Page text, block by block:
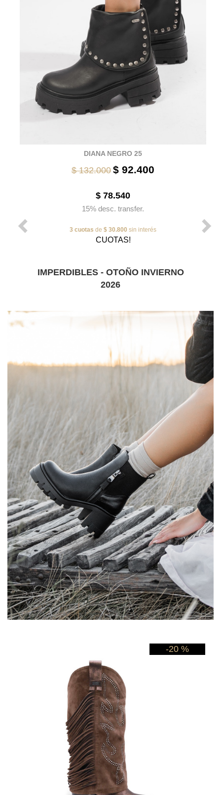
DIANA NEGRO 25
$ 132.000 $ 92.400
$ 78.540
15% desc. transfer.
3 cuotas de $ 30.800 sin interés
CUOTAS!
IMPERDIBLES - OTOÑO INVIERNO
2026
-20 %